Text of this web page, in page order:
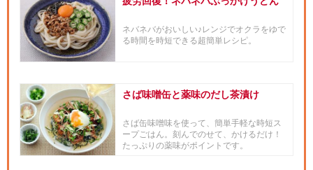
ネバネバがおいしい♪レンジでオクラをゆで
る時間を時短できる超簡単レシピ。
さば味噌缶と薬味のだし茶漬け
さば缶味噌味を使って、簡単手軽な時短ス
ープごはん。刻んでのせて、かけるだけ！
たっぷりの薬味がポイントです。